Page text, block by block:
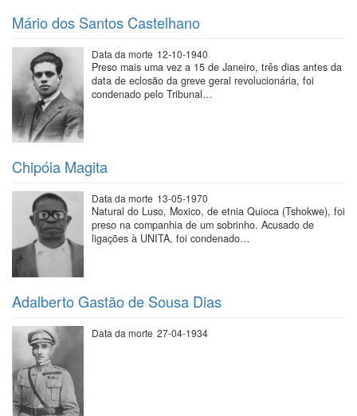
Mário dos Santos Castelhano
Data da morte 12-10-1940
Preso mais uma vez a 15 de Janeiro, três dias antes da
data de eclosão da greve geral revolucionária, foi
condenado pelo Tribunal…
Chipóia Magita
Data da morte 13-05-1970
Natural do Luso, Moxico, de etnia Quioca (Tshokwe), foi
preso na companhia de um sobrinho. Acusado de
ligações à UNITA, foi condenado…
Adalberto Gastão de Sousa Dias
Data da morte 27-04-1934